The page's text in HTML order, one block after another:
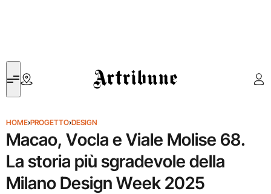
Artribune
HOME›PROGETTO›DESIGN
Macao, Vocla e Viale Molise 68.
La storia più sgradevole della
Milano Design Week 2025